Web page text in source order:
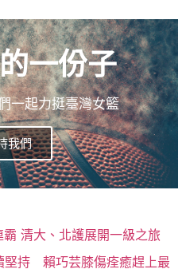
一份子
一起力挺臺灣女籃
我們
霸 清大、北護展開一級之旅
堅持 賴巧芸膝傷痊癒趕上最